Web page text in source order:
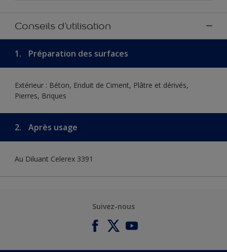
Conseils d’utilisation
1. Préparation des surfaces
Extérieur : Béton, Enduit de Ciment, Plâtre et dérivés,
Pierres, Briques
2. Après usage
Au Diluant Celerex 3391
Suivez-nous